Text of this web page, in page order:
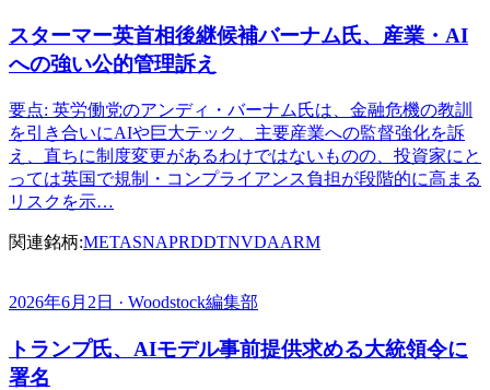
スターマー英首相後継候補バーナム氏、産業・AI
への強い公的管理訴え
要点: 英労働党のアンディ・バーナム氏は、金融危機の教訓
を引き合いにAIや巨大テック、主要産業への監督強化を訴
え、直ちに制度変更があるわけではないものの、投資家にと
っては英国で規制・コンプライアンス負担が段階的に高まる
リスクを示…
関連銘柄:METASNAPRDDTNVDAARM
2026年6月2日 · Woodstock編集部
トランプ氏、AIモデル事前提供求める大統領令に
署名